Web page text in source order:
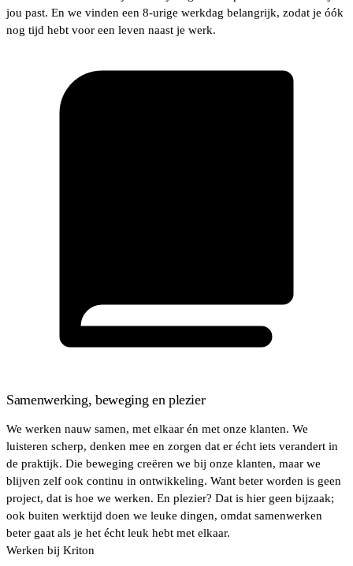
jou past. En we vinden een 8-urige werkdag belangrijk, zodat je óók
nog tijd hebt voor een leven naast je werk.
Samenwerking, beweging en plezier
We werken nauw samen, met elkaar én met onze klanten. We
luisteren scherp, denken mee en zorgen dat er écht iets verandert in
de praktijk. Die beweging creëren we bij onze klanten, maar we
blijven zelf ook continu in ontwikkeling. Want beter worden is geen
project, dat is hoe we werken. En plezier? Dat is hier geen bijzaak;
ook buiten werktijd doen we leuke dingen, omdat samenwerken
beter gaat als je het écht leuk hebt met elkaar.
Werken bij Kriton